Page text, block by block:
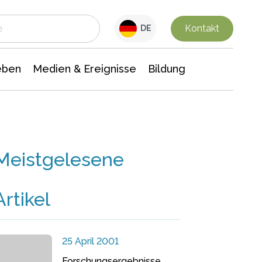
DE Kontakt
Medien & Ereignisse Bildung
25 April 2001